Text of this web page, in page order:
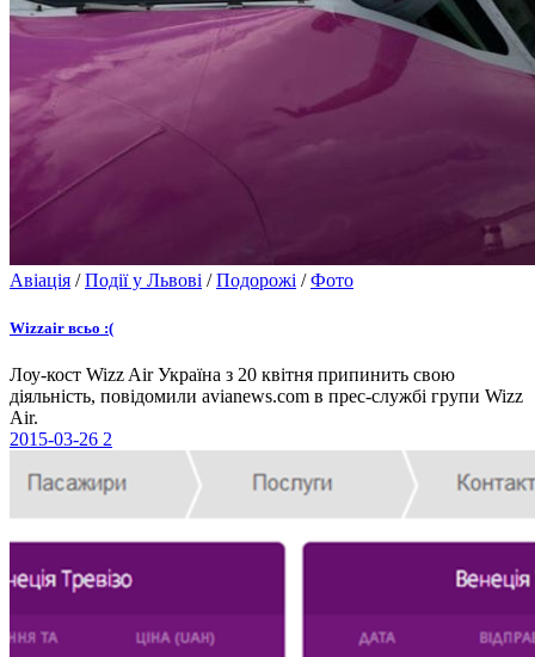
Авіація /Події у Львові /Подорожі /Фото
Wizzair всьо :(
Лоу-кост Wizz Air Україна з 20 квітня припинить свою
діяльність, повідомили avianews.com в прес-службі групи Wizz
Air.
2015-03-26 2